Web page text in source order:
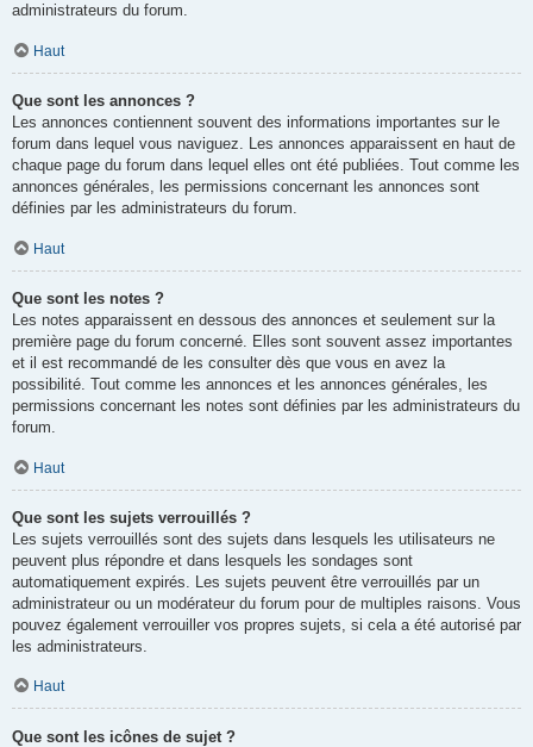
administrateurs du forum.
Haut
Que sont les annonces ?
Les annonces contiennent souvent des informations importantes sur le
forum dans lequel vous naviguez. Les annonces apparaissent en haut de
chaque page du forum dans lequel elles ont été publiées. Tout comme les
annonces générales, les permissions concernant les annonces sont
définies par les administrateurs du forum.
Haut
Que sont les notes ?
Les notes apparaissent en dessous des annonces et seulement sur la
première page du forum concerné. Elles sont souvent assez importantes
et il est recommandé de les consulter dès que vous en avez la
possibilité. Tout comme les annonces et les annonces générales, les
permissions concernant les notes sont définies par les administrateurs du
forum.
Haut
Que sont les sujets verrouillés ?
Les sujets verrouillés sont des sujets dans lesquels les utilisateurs ne
peuvent plus répondre et dans lesquels les sondages sont
automatiquement expirés. Les sujets peuvent être verrouillés par un
administrateur ou un modérateur du forum pour de multiples raisons. Vous
pouvez également verrouiller vos propres sujets, si cela a été autorisé par
les administrateurs.
Haut
Que sont les icônes de sujet ?